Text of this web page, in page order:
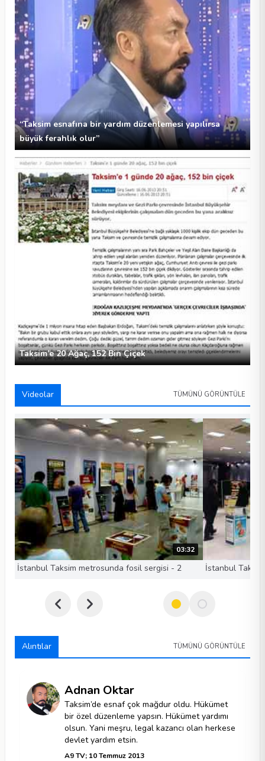
“Taksim esnafına bir yardım düzenlemesi yapılırsa
büyük ferahlık olur”
Taksim’e 20 Ağaç, 152 Bin Çiçek
Videolar TÜMÜNÜ GÖRÜNTÜLE
03:32
İstanbul Taksim metrosunda fosil sergisi - 2 İstanbul
Alıntılar TÜMÜNÜ GÖRÜNTÜLE
Adnan Oktar
Taksim’de esnaf çok mağdur oldu. Hükümet
bir özel düzenleme yapsın. Hükümet yardımı
olsun. Yani meşru, legal kazancı olan herkese
devlet yardım etsin.
A9 TV; 10 Temmuz 2013